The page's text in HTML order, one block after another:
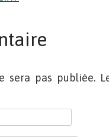
sera pas publiée.